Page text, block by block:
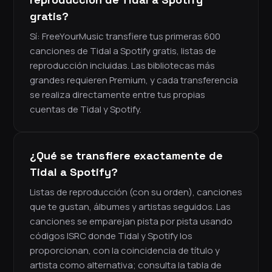
gratis?
Sí: FreeYourMusic transfiere tus primeras 600
canciones de Tidal a Spotify gratis, listas de
reproducción incluidas. Las bibliotecas más
grandes requieren Premium, y cada transferencia
se realiza directamente entre tus propias
cuentas de Tidal y Spotify.
¿Qué se transfiere exactamente de
Tidal a Spotify?
Listas de reproducción (con su orden), canciones
que te gustan, álbumes y artistas seguidos. Las
canciones se emparejan pista por pista usando
códigos ISRC donde Tidal y Spotify los
proporcionan, con la coincidencia de título y
artista como alternativa; consulta la tabla de